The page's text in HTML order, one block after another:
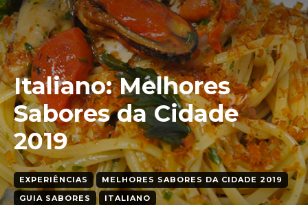
Italiano: Melhores
Sabores da Cidade
2019
EXPERIÊNCIAS
MELHORES SABORES DA CIDADE 2019
GUIA SABORES
ITALIANO